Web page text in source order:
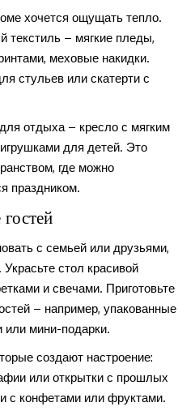
хочется ощущать тепло.
текстиль – мягкие пледы,
меховые накидки.
стульев или скатерти с
отдыха – кресло с мягким
для детей. Это
где можно
праздником.
с семьей или друзьями,
стол красивой
и свечами. Приготовьте
– например, упакованные
или мини-подарки.
создают настроение:
или открытки с прошлых
с конфетами или фруктами.